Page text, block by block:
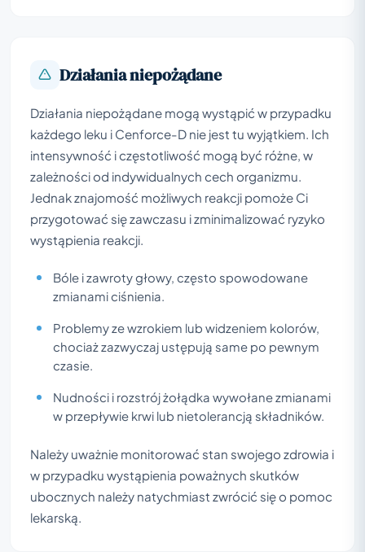
Działania niepożądane
Działania niepożądane mogą wystąpić w przypadku
każdego leku i Cenforce-D nie jest tu wyjątkiem. Ich
intensywność i częstotliwość mogą być różne, w
zależności od indywidualnych cech organizmu.
Jednak znajomość możliwych reakcji pomoże Ci
przygotować się zawczasu i zminimalizować ryzyko
wystąpienia reakcji.
Bóle i zawroty głowy, często spowodowane
zmianami ciśnienia.
Problemy ze wzrokiem lub widzeniem kolorów,
chociaż zazwyczaj ustępują same po pewnym
czasie.
Nudności i rozstrój żołądka wywołane zmianami
w przepływie krwi lub nietolerancją składników.
Należy uważnie monitorować stan swojego zdrowia i
w przypadku wystąpienia poważnych skutków
ubocznych należy natychmiast zwrócić się o pomoc
lekarską.